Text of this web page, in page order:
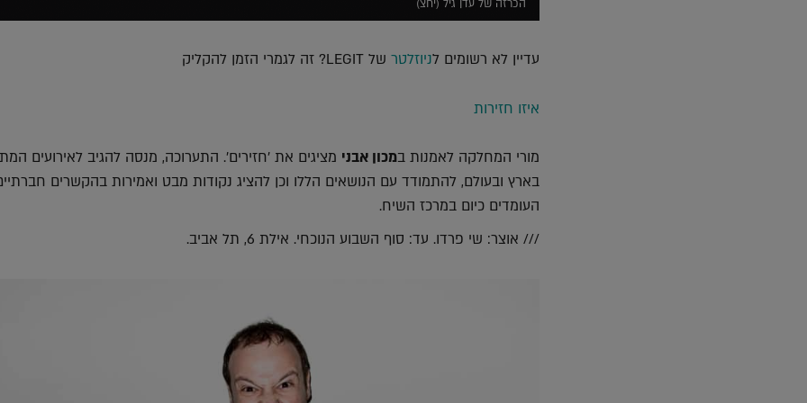
הכרזה של עדן גיל (יחצ)
עדיין לא רשומים לניוזלטר של LEGIT? זה לגמרי הזמן להקליק
איזו חזירות
מורי המחלקה לאמנות במכון אבני מציגים את 'חזירים'. התערוכה, מנסה להגיב לאירועים
בארץ ובעולם, להתמודד עם הנושאים הללו וכן להציג נקודות מבט ואמירות בהקשרים
העומדים כיום במרכז השיח.
/// אוצר: שי פרדו. עד: סוף השבוע הנוכחי. אילת 6, תל אביב.